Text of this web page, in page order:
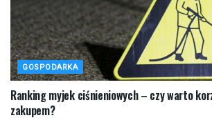
GOSPODARKA
Ranking myjek ciśnieniowych – czy warto
zakupem?